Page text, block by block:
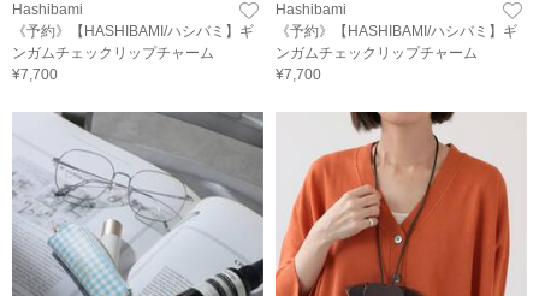
Hashibami
《予約》【HASHIBAMI/ハシバミ】ギ
ンガムチェックリップチャーム
¥7,700
Hashibami
《予約》【HASHIBAMI/ハシバミ】ギ
ンガムチェックリップチャーム
¥7,700